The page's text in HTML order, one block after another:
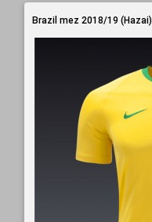
Brazil mez 2018/19 (Hazai)